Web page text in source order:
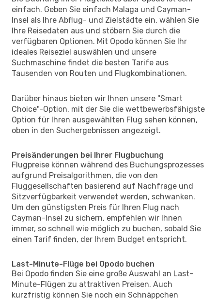
einfach. Geben Sie einfach Malaga und Cayman-
Insel als Ihre Abflug- und Zielstädte ein, wählen Sie
Ihre Reisedaten aus und stöbern Sie durch die
verfügbaren Optionen. Mit Opodo können Sie Ihr
ideales Reiseziel auswählen und unsere
Suchmaschine findet die besten Tarife aus
Tausenden von Routen und Flugkombinationen.
Darüber hinaus bieten wir Ihnen unsere "Smart
Choice"-Option, mit der Sie die wettbewerbsfähigste
Option für Ihren ausgewählten Flug sehen können,
oben in den Suchergebnissen angezeigt.
Preisänderungen bei Ihrer Flugbuchung
Flugpreise können während des Buchungsprozesses
aufgrund Preisalgorithmen, die von den
Fluggesellschaften basierend auf Nachfrage und
Sitzverfügbarkeit verwendet werden, schwanken.
Um den günstigsten Preis für Ihren Flug nach
Cayman-Insel zu sichern, empfehlen wir Ihnen
immer, so schnell wie möglich zu buchen, sobald Sie
einen Tarif finden, der Ihrem Budget entspricht.
Last-Minute-Flüge bei Opodo buchen
Bei Opodo finden Sie eine große Auswahl an Last-
Minute-Flügen zu attraktiven Preisen. Auch
kurzfristig können Sie noch ein Schnäppchen